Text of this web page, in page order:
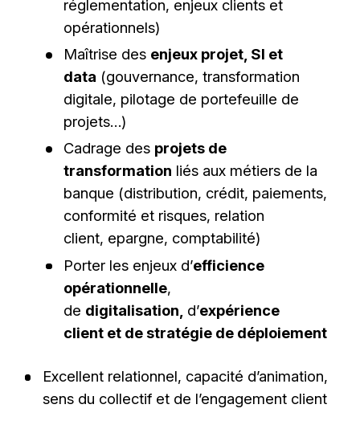
réglementation, enjeux clients et
opérationnels)
Maîtrise des enjeux projet, SI et
data (gouvernance, transformation
digitale, pilotage de portefeuille de
projets…)
Cadrage des projets de
transformation liés aux métiers de la
banque (distribution, crédit, paiements,
conformité et risques, relation
client, epargne, comptabilité)
Porter les enjeux d’efficience
opérationnelle,
de digitalisation d’expérience
clientet de stratégie de déploiement
Excellent relationnel, capacité d’animation,
sens du collectif et de l’engagement client